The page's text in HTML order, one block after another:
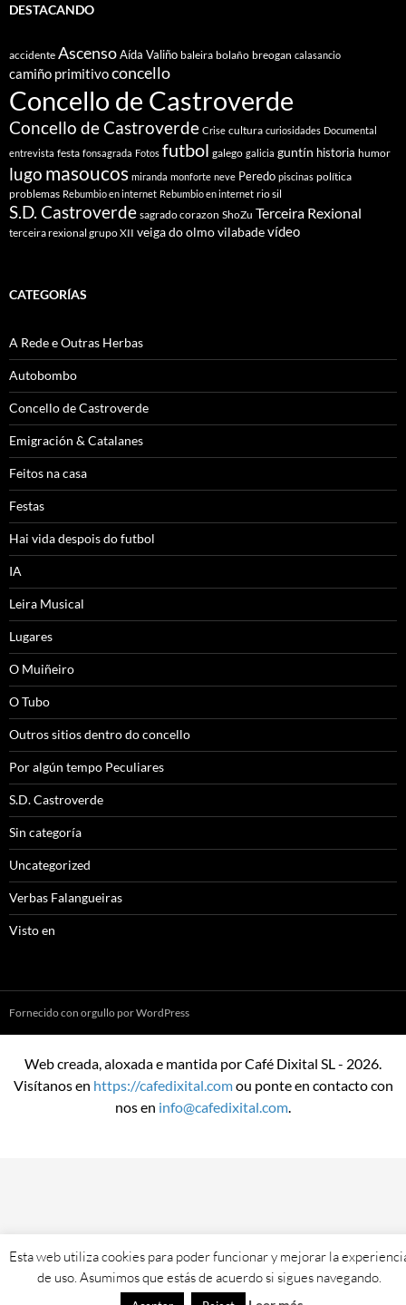
DESTACANDO
accidente AscensoAída Valiño baleira bolaño breogan calasancio
camiño primitivoconcello
Concello de Castroverde
Concello de Castroverde Crise cultura curiosidades Documental
entrevista festa fonsagrada Fotos futbol galego galicia guntín historia humor
lugo masoucos miranda monforte neve Peredo piscinas política
problemas Rebumbio en internet Rebumbio en internet rio sil
S.D. Castroverde sagrado corazon ShoZu Terceira Rexional
terceira rexional grupo XII veiga do olmovilabadevídeo
CATEGORÍAS
A Rede e Outras Herbas
Autobombo
Concello de Castroverde
Emigración & Catalanes
Feitos na casa
Festas
Hai vida despois do futbol
IA
Leira Musical
Lugares
O Muiñeiro
O Tubo
Outros sitios dentro do concello
Por algún tempo Peculiares
S.D. Castroverde
Sin categoría
Uncategorized
Verbas Falangueiras
Visto en
Fornecido con orgullo por WordPress
Web creada, aloxada e mantida por Café Dixital SL - 2026.
Visítanos en https://cafedixital.comou ponte en contacto con
nos en info@cafedixital.com.
Esta web utiliza cookies para poder funcionar y mejorar la
de uso. Asumimos que estás de acuerdo si sigues navegando.